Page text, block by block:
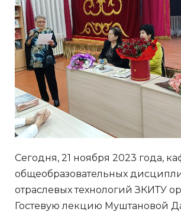
Сегодня, 21 ноября 2023 года,
общеобразовательных
отраслевых технологий ЗКИТУ
Гостевую лекцию Муштановой